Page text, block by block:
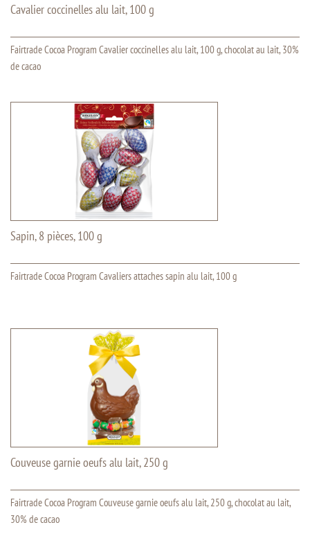
Cavalier coccinelles alu lait, 100 g
Fairtrade Cocoa Program Cavalier coccinelles alu lait, 100 g, chocolat au lait, 30%
de cacao
Sapin, 8 pièces, 100 g
Fairtrade Cocoa Program Cavaliers attaches sapin alu lait, 100 g
Couveuse garnie oeufs alu lait, 250 g
Fairtrade Cocoa Program Couveuse garnie oeufs alu lait, 250 g, chocolat au lait,
30% de cacao